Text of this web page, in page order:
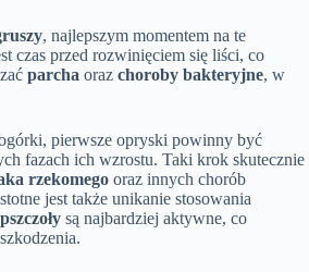
, najlepszym momentem na te
czas przed rozwinięciem się liści, co
parcha oraz choroby bakteryjne, w
pierwsze opryski powinny być
fazach ich wzrostu. Taki krok skutecznie
rzekomego oraz innych chorób
jest także unikanie stosowania
pszczoły są najbardziej aktywne, co